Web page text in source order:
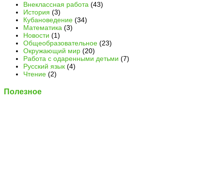
Внеклассная работа (43)
История (3)
Кубановедение (34)
Математика (3)
Новости (1)
Общеобразовательное (23)
Окружающий мир (20)
Работа с одаренными детьми (7)
Русский язык (4)
Чтение (2)
Полезное